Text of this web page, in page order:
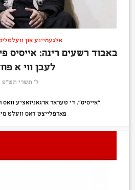
אלגעמיינע און
באבוד רשעים רינה: אייסיס
לעבן ווי א
ל׳ תשרי תש״פ
“אייסיס”, די טעראר ארגאניזאציע
פארפלייצט דאס וועלט